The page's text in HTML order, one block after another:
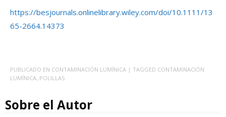
https://besjournals.onlinelibrary.wiley.com/doi/10.1111/13
65-2664.14373
PUBLICADO EN CONTAMINACIÓN LUMÍNICA | TAGGED CONTAMINACIÓN
LUMÍNICA, POLILLAS
Sobre el Autor